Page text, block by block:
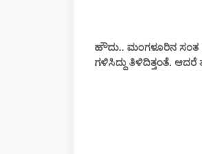
ಹೌದು‌.. ಮಂಗಳೂರಿನ
ಗಳಿಸಿದ್ದು ತಿಳಿದಿತ್ತಂತೆ.